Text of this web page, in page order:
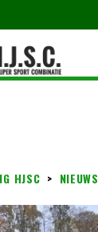
HJSC > NIEUWS